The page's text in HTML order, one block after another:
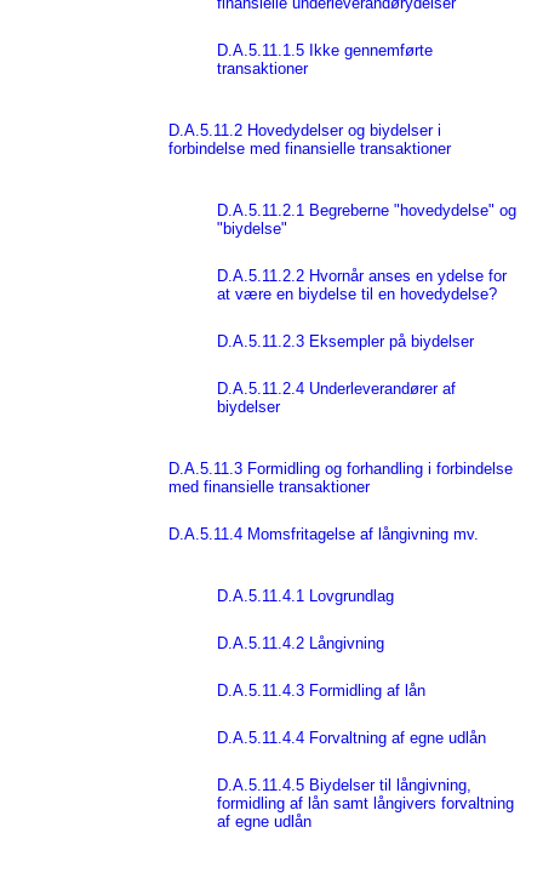
D.A.5.11.1.5 Ikke gennemførte
transaktioner
D.A.5.11.2 Hovedydelser og biydelser i
forbindelse med finansielle transaktioner
D.A.5.11.2.1 Begreberne "hovedydelse" og
"biydelse"
D.A.5.11.2.2 Hvornår anses en ydelse for
at være en biydelse til en hovedydelse?
D.A.5.11.2.3 Eksempler på biydelser
D.A.5.11.2.4 Underleverandører af
biydelser
D.A.5.11.3 Formidling og forhandling i forbindelse
med finansielle transaktioner
D.A.5.11.4 Momsfritagelse af långivning mv.
D.A.5.11.4.1 Lovgrundlag
D.A.5.11.4.2 Långivning
D.A.5.11.4.3 Formidling af lån
D.A.5.11.4.4 Forvaltning af egne udlån
D.A.5.11.4.5 Biydelser til långivning,
formidling af lån samt långivers forvaltning
af egne udlån